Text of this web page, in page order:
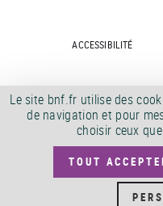
ACCESSIBILITÉ
MARCHÉS PUBLICS
DÉMATÉRIALISATION
Le site bnf.fr utilise des
de navigation et pour
choisir ceux
TOUT